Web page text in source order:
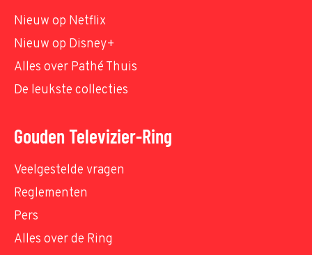
Nieuw op Netflix
Nieuw op Disney+
Alles over Pathé Thuis
De leukste collecties
Gouden Televizier-Ring
Veelgestelde vragen
Reglementen
Pers
Alles over de Ring